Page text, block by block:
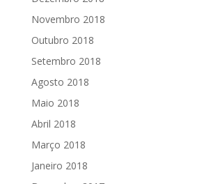
Novembro 2018
Outubro 2018
Setembro 2018
Agosto 2018
Maio 2018
Abril 2018
Março 2018
Janeiro 2018